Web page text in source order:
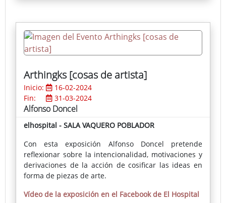
Arthingks [cosas de artista]
Inicio:
16-02-2024
Fin:
31-03-2024
Alfonso Doncel
elhospital - SALA VAQUERO POBLADOR
Con esta exposición Alfonso Doncel pretende
reflexionar sobre la intencionalidad, motivaciones y
derivaciones de la acción de cosificar las ideas en
forma de piezas de arte.
Vídeo de la exposición en el Facebook de El Hospital